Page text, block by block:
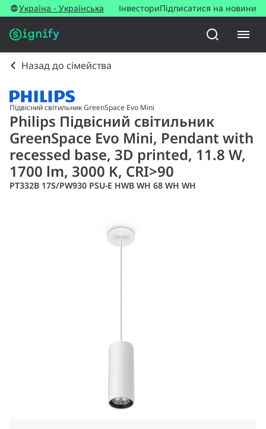
Україна - Українська ІнвесториПідписатися на новини
Назад до сімейства
Підвісний світильник GreenSpace Evo Mini
Philips Підвісний світильник
GreenSpace Evo Mini, Pendant with
recessed base, 3D printed, 11.8 W,
1700 lm, 3000 K, CRI>90
PT332B 17S/PW930 PSU-E HWB WH 68 WH WH